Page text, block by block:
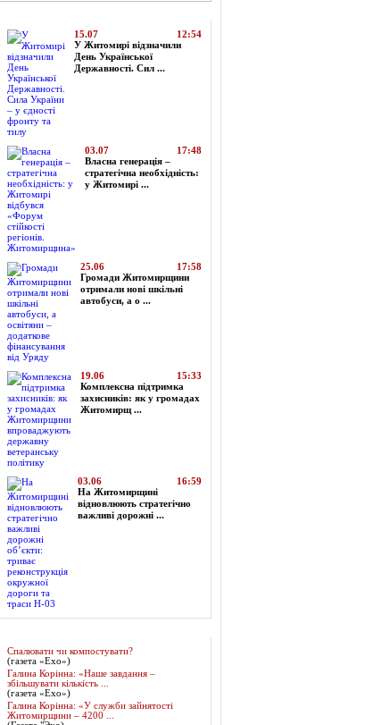
15.07
12:54
У Житомирі відзначили
День Української
Державності. Сил ...
03.07
17:48
Власна генерація –
стратегічна необхідність:
у Житомирі ...
25.06
17:58
Громади Житомирщини
отримали нові шкільні
автобуси, а о ...
19.06
15:33
Комплексна підтримка
захисників: як у громадах
Житомирщ ...
03.06
16:59
На Житомирщині
відновлюють стратегічно
важливі дорожні ...
Спалювати чи компостувати?
(газета «Ехо»)
Галина Корінна: «Наше завдання –
збільшувати кількість ...
(газета «Ехо»)
Галина Корінна: «У служби зайнятості
Житомирщини – 4200 ...